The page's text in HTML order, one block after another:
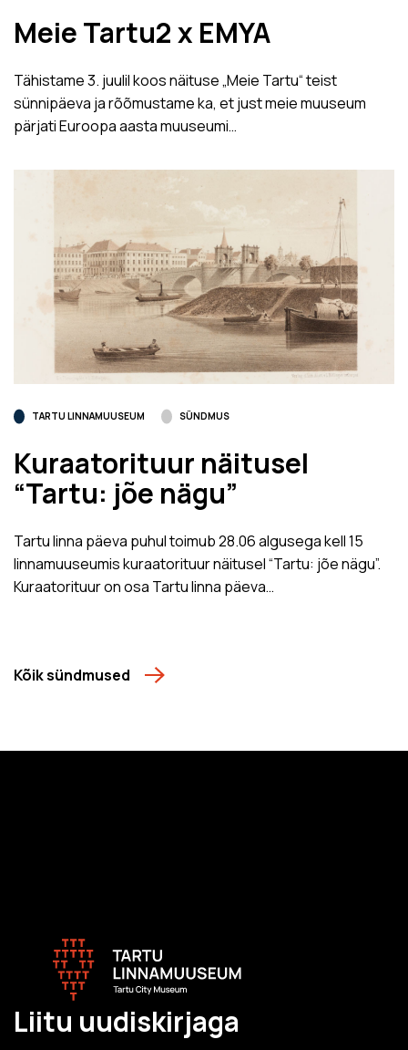
Meie Tartu2 x EMYA
Tähistame 3. juulil koos näituse „Meie Tartu“ teist
sünnipäeva ja rõõmustame ka, et just meie muuseum
pärjati Euroopa aasta muuseumi…
TARTU LINNAMUUSEUM SÜNDMUS
Kuraatorituur näitusel
“Tartu: jõe nägu”
Tartu linna päeva puhul toimub 28.06 algusega kell 15
linnamuuseumis kuraatorituur näitusel “Tartu: jõe nägu”.
Kuraatorituur on osa Tartu linna päeva…
Kõik sündmused
Liitu uudiskirjaga